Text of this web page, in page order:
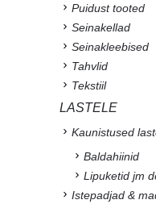
Puidust tooted
Seinakellad
Seinakleebised
Tahvlid
Tekstiil
LASTELE
Kaunistused
Baldahiinid
Lipuketid jm
Istepadjad &